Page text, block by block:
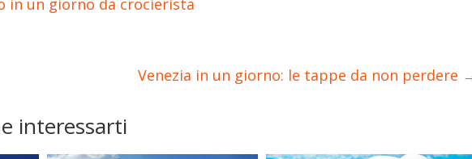
in un giorno da crocierista
Venezia in un giorno: le tappe da non perdere
interessarti